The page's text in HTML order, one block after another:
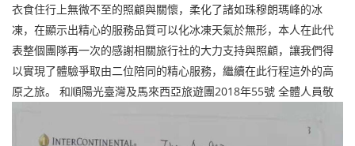
衣食住行上無微不至的照顧與關懷，柔化了諸如珠穆朗瑪峰的冰
凍，在顯示出精心的服務品質可以化冰凍天氣於無形，本人在此代
表整個團隊再一次的感謝相關旅行社的大力支持與照顧，讓我們得
以實現了體驗爭取由二位陪同的精心服務，繼續在此行程這外的高
原之旅。 和順陽光臺灣及馬來西亞旅遊團2018年55號 全體人員敬